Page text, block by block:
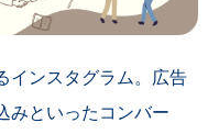
インスタグラム。広告
みといったコンバー